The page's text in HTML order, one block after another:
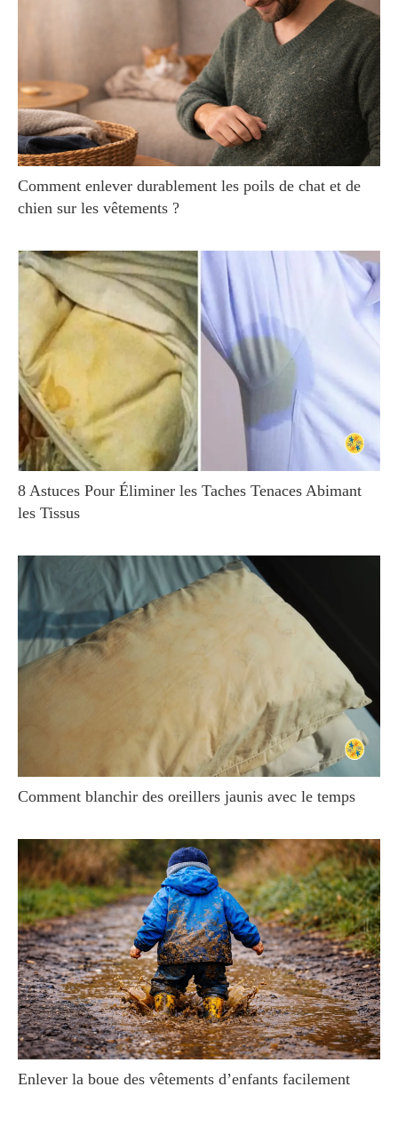
Comment enlever durablement les poils de chat et de
chien sur les vêtements ?
8 Astuces Pour Éliminer les Taches Tenaces Abimant
les Tissus
Comment blanchir des oreillers jaunis avec le temps
Enlever la boue des vêtements d’enfants facilement